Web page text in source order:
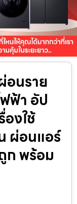
อนราย
ฟ้า อัป
งใช้
ผ่อนแอร์
ก พร้อม